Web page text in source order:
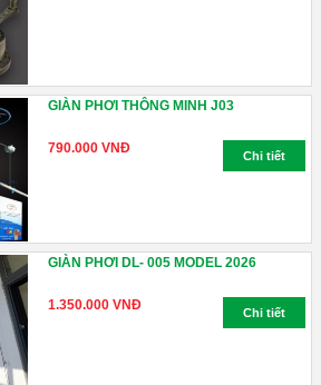
GIÀN PHƠI THÔNG MINH J03
790.000 VNĐ Chi tiết
GIÀN PHƠI DL- 005 MODEL 2026
1.350.000 VNĐ Chi tiết